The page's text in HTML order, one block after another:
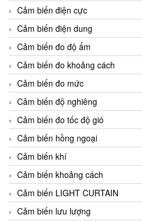
Cảm biến điện cực
Cảm biến điện dung
Cảm biến đo độ ẩm
Cảm biến đo khoảng cách
Cảm biến đo mức
Cảm biến độ nghiêng
Cảm biến đo tốc độ gió
Cảm biến hồng ngoại
Cảm biến khí
Cảm biến khoảng cách
Cảm biến LIGHT CURTAIN
Cảm biến lưu lượng